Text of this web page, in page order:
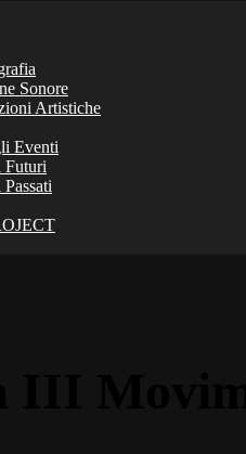
Sonore
Artistiche
Eventi
Futuri